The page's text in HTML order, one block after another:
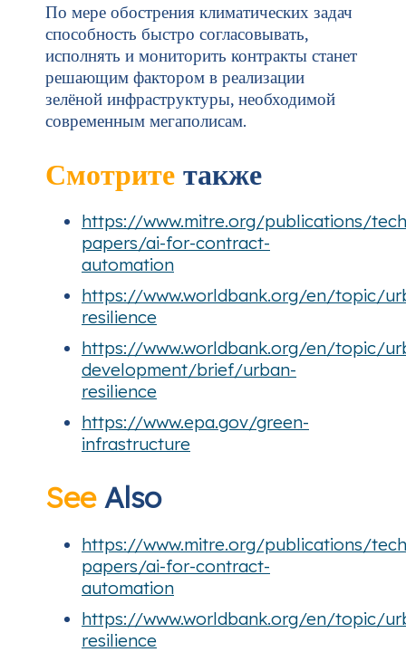
По мере обострения климатических задач
способность быстро согласовывать,
исполнять и мониторить контракты станет
решающим фактором в реализации
зелёной инфраструктуры, необходимой
современным мегаполисам.
Смотрите также
https://www.mitre.org/publications/
papers/ai-for-contract-
automation
https://www.worldbank.org/en/topic/
resilience
https://www.worldbank.org/en/topic/
development/brief/urban-
resilience
https://www.epa.gov/green-
infrastructure
SeeAlso
https://www.mitre.org/publications/
papers/ai-for-contract-
automation
https://www.worldbank.org/en/topic/
resilience